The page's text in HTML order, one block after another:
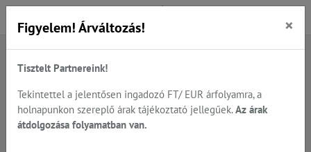
Főoldal Termékek
Rational - kombi gőzpároló-sütők, állványok, tisztítás...
Rational sütő tisztítás és tartozékok
Figyelem! Árváltozás! ×
Tisztelt Partnereink!
Tekintettel a jelentősen ingadozó FT/ EUR árfolyamra, a
holnapunkon szereplő árak tájékoztató jellegűek. Az árak
átdolgozása folyamatban van.